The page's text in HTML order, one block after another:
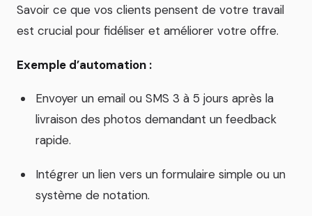
Savoir ce que vos clients pensent de votre travail
est crucial pour fidéliser et améliorer votre offre.
Exemple d’automation :
Envoyer un email ou SMS 3 à 5 jours après la
livraison des photos demandant un feedback
rapide.
Intégrer un lien vers un formulaire simple ou un
système de notation.